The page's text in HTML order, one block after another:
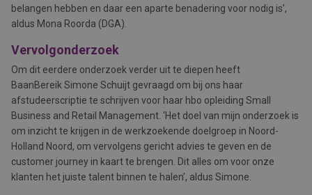
belangen hebben en daar een aparte benadering voor nodig is’,
aldus Mona Roorda (DGA).
Vervolgonderzoek
Om dit eerdere onderzoek verder uit te diepen heeft
BaanBereik Simone Schuijt gevraagd om bij ons haar
afstudeerscriptie te schrijven voor haar hbo opleiding Small
Business and Retail Management. ‘Het doel van mijn onderzoek is
om inzicht te krijgen in de werkzoekende doelgroep in Noord-
Holland Noord, om vervolgens gericht advies te geven en de
customer journey in kaart te brengen. Dit alles om voor onze
klanten het juiste talent binnen te halen’, aldus Simone.